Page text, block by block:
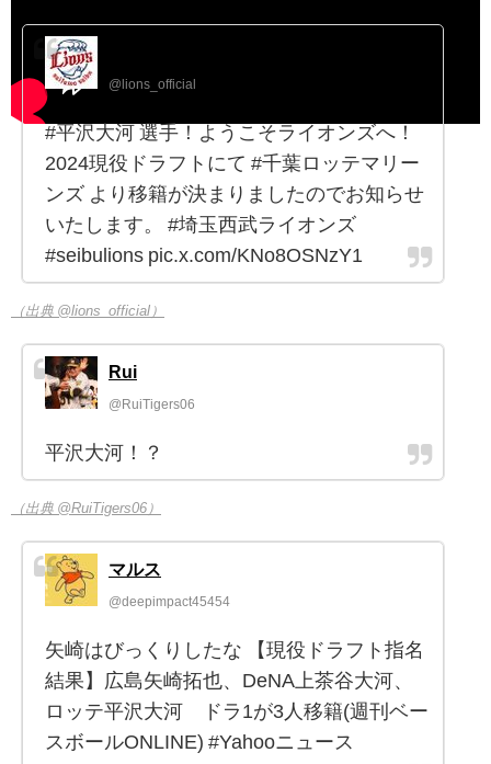
@lions_official
#平沢大河 選手！ようこそライオンズへ！
2024現役ドラフトにて #千葉ロッテマリー
ンズ より移籍が決まりましたのでお知らせ
いたします。 #埼玉西武ライオンズ
#seibulions pic.x.com/KNo8OSNzY1
（出典 @lions_official）
Rui
@RuiTigers06
平沢大河！？
（出典 @RuiTigers06）
マルス
@deepimpact45454
矢崎はびっくりしたな 【現役ドラフト指名
結果】広島矢崎拓也、DeNA上茶谷大河、
ロッテ平沢大河 ドラ1が3人移籍(週刊ベー
スボールONLINE) #Yahooニュース